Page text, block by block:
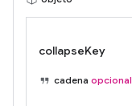
collapseKey
cadena opcional